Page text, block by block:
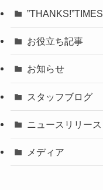
”THANKS!”TIMES
お役立ち記事
お知らせ
スタッフブログ
ニュースリリース
メディア